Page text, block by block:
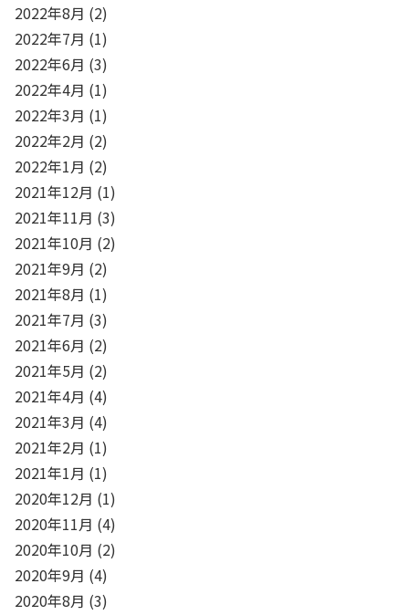
2022年8月 (2)
2022年7月 (1)
2022年6月 (3)
2022年4月 (1)
2022年3月 (1)
2022年2月 (2)
2022年1月 (2)
2021年12月 (1)
2021年11月 (3)
2021年10月 (2)
2021年9月 (2)
2021年8月 (1)
2021年7月 (3)
2021年6月 (2)
2021年5月 (2)
2021年4月 (4)
2021年3月 (4)
2021年2月 (1)
2021年1月 (1)
2020年12月 (1)
2020年11月 (4)
2020年10月 (2)
2020年9月 (4)
2020年8月 (3)